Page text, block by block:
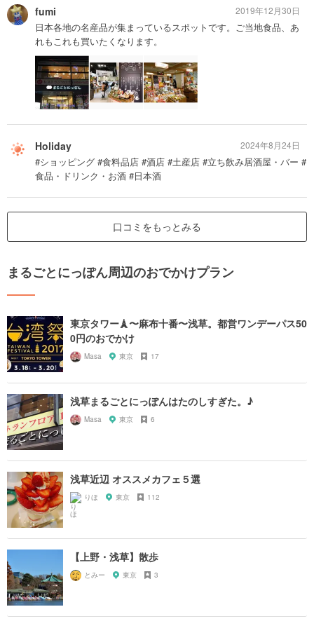
fumi
日本各地の名産品が集まっているスポットです。ご当地食品、あ
れもこれも買いたくなります。
2019年12月30日
Holiday
#ショッピング #食料品店 #酒店 #土産店 #立ち飲み居酒屋・バー #
食品・ドリンク・お酒 #日本酒
2024年8月24日
口コミをもっとみる
まるごとにっぽん周辺のおでかけプラン
東京タワー🗼〜麻布十番〜浅草。都営ワンデーパス50
0円のおでかけ
Masa 東京 17
浅草まるごとにっぽんはたのしすぎた。♪
Masa 東京 6
浅草近辺 オススメカフェ５選
りほ 東京 112
【上野・浅草】散歩
とみー 東京 3